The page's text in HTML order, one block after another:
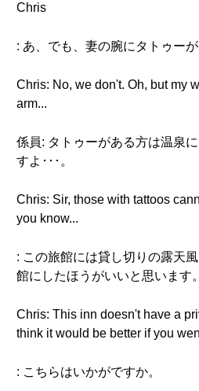
Chris
: あ、でも、妻の腕にタトゥー
Chris: No, we don't. Oh, but my
arm...
係員: タトゥーがある方は温泉
すよ･･･。
Chris: Sir, those with tattoos
you know...
: この旅館には貸し切りの露天
館にしたほうがいいと思います。
Chris: This inn doesn't have a
think it would be better if you
: こちらはいかがですか。